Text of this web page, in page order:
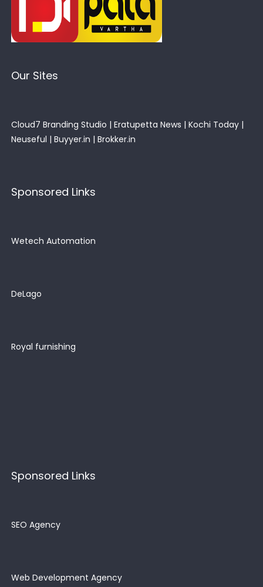
Our Sites
Cloud7 Branding Studio | Eratupetta News | Kochi Today |
Neuseful | Buyyer.in | Brokker.in
Sponsored Links
Wetech Automation
DeLago
Royal furnishing
Sponsored Links
SEO Agency
Web Development Agency